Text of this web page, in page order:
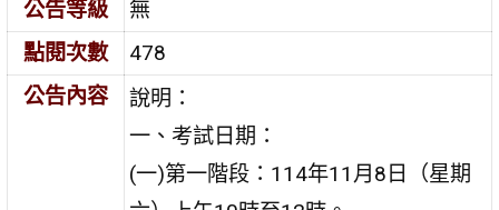
公告等級
無
點閱次數
478
公告內容
說明：
一、考試日期：
(一)第一階段：114年11月8日（星期